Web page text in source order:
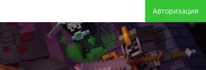
Авторизация